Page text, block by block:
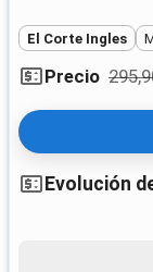
El Corte Ingles
Precio
Evolución